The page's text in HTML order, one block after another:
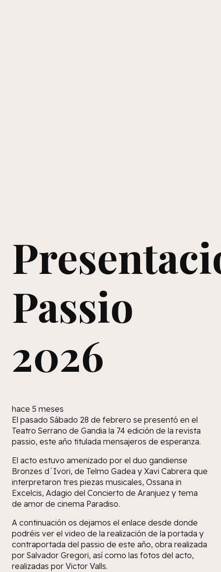
Passio
2026
hace 5 meses
El pasado Sábado 28 de febrero se presentó en el
Teatro Serrano de Gandia la 74 edición de la revista
passio, este año titulada mensajeros de esperanza.
El acto estuvo amenizado por el duo gandiense
Bronzes d´Ivori, de Telmo Gadea y Xavi Cabrera que
interpretaron tres piezas musicales, Ossana in
Excelcis, Adagio del Concierto de Aranjuez y tema
de amor de cinema Paradiso.
A continuación os dejamos el enlace desde donde
podréis ver el video de la realización de la portada y
contraportada del passio de este año, obra realizada
por Salvador Gregori, así como las fotos del acto,
realizadas por Victor Valls.